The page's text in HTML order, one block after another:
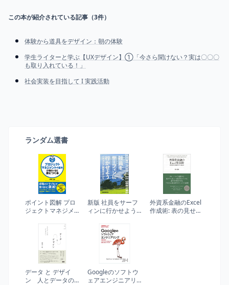
この本が紹介されている記事（3件）
体験から道具をデザイン：朝の体験
学生ライターと学ぶ【UXデザイン】①「今さら聞けない？実は〇〇〇
も取り入れている！」
社会実装を目指して I 実践活動
ランダム選書
ポイント図解 プロ
ジェクトマネジメ
いほど身につく本
新版 社員をサーフ
ィンに行かせよう
経営のすべて
外資系金融のExcel
作成術: 表の見せ方
データ と デザイ
ン 人とデータの
Googleのソフトウ
ェアエンジニアリ